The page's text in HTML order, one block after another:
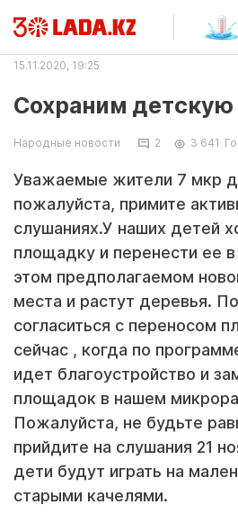
15.11.2020, 19:25
Сохраним
Народные новости 2 3 641
Уважаемые жители 7 мкр
пожалуйста, примите
слушаниях.У наших детей
площадку и перенести ее
этом предполагаемом
места и растут деревья.
согласиться с переносом
сейчас , когда по
идет благоустройство и
площадок в нашем
Пожалуйста, не будьте
прийдите на слушания 21
дети будут играть на
старыми качелями.